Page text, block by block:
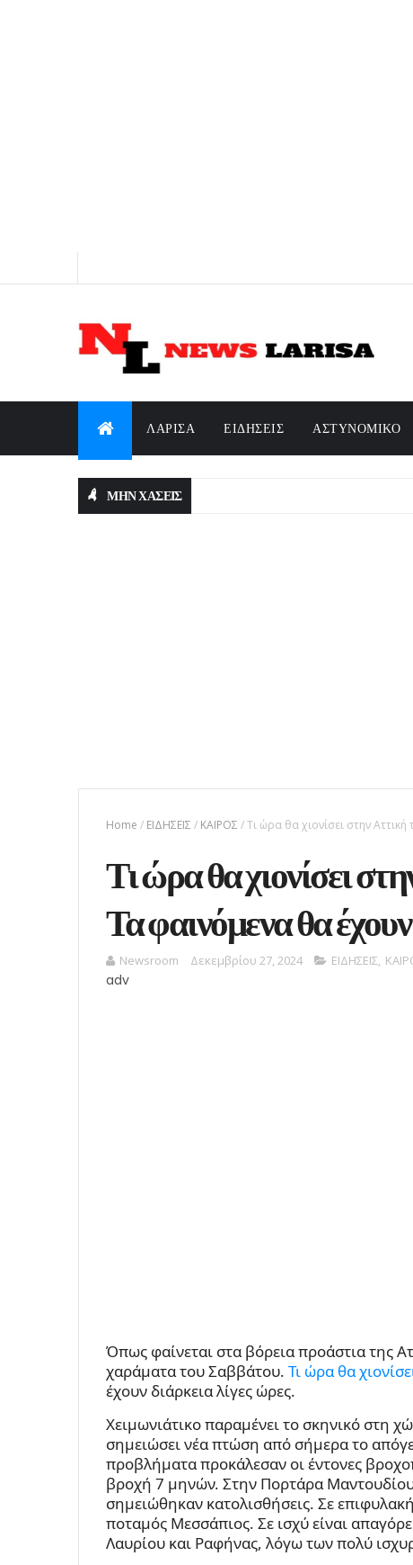
ΛΑΡΙΣΑ ΕΙΔΗΣΕΙΣ ΑΣΤΥΝΟΜΙΚΟ
ΜΗΝ ΧΑΣΕΙΣ
Home / ΕΙΔΗΣΕΙΣ / ΚΑΙΡΟΣ /Τι ώρα θα χιονίσει στην
Τι ώρα θα χιονίσει
Τα φαινόμενα θα
Newsroom Δεκεμβρίου 27, 2024 ΕΙΔΗΣΕΙΣ,
adv
Όπως φαίνεται στα βόρεια προάστια της
χαράματα του Σαββάτου. Τι ώρα θα
έχουν διάρκεια λίγες ώρες.
Χειμωνιάτικο παραμένει το σκηνικό στη
σημειώσει νέα πτώση από σήμερα το
προβλήματα προκάλεσαν οι έντονες
βροχή 7 μηνών. Στην Πορτάρα
σημειώθηκαν κατολισθήσεις. Σε
ποταμός Μεσσάπιος. Σε ισχύ είναι
Λαυρίου και Ραφήνας, λόγω των πολύ